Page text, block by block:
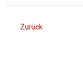
Zurück